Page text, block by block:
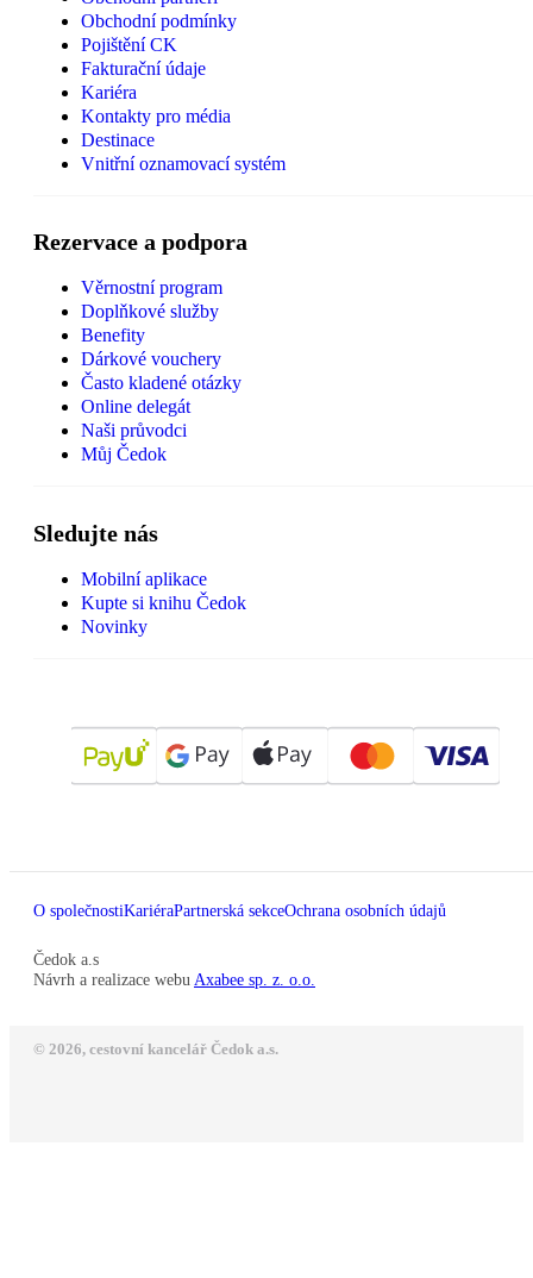
Obchodní podmínky
Pojištění CK
Fakturační údaje
Kariéra
Kontakty pro média
Destinace
Vnitřní oznamovací systém
Rezervace a podpora
Věrnostní program
Doplňkové služby
Benefity
Dárkové vouchery
Často kladené otázky
Online delegát
Naši průvodci
Můj Čedok
Sledujte nás
Mobilní aplikace
Kupte si knihu Čedok
Novinky
O společnostiKariéraPartnerská sekceOchrana osobních údajů
Čedok a.s
Návrh a realizace webu Axabee sp. z. o.o.
© 2026, cestovní kancelář Čedok a.s.